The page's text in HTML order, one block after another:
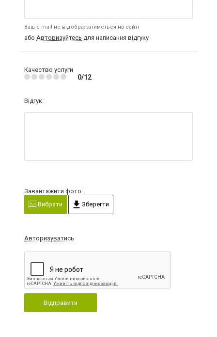
Ваш e-mail не відображатиметься на сайті
або Авторизуйтесь для написання відгуку
Качество услуги
0/12
Відгук:
Завантажити фото:
Вибрати
Зберегти
Авторизуватись
Відправити